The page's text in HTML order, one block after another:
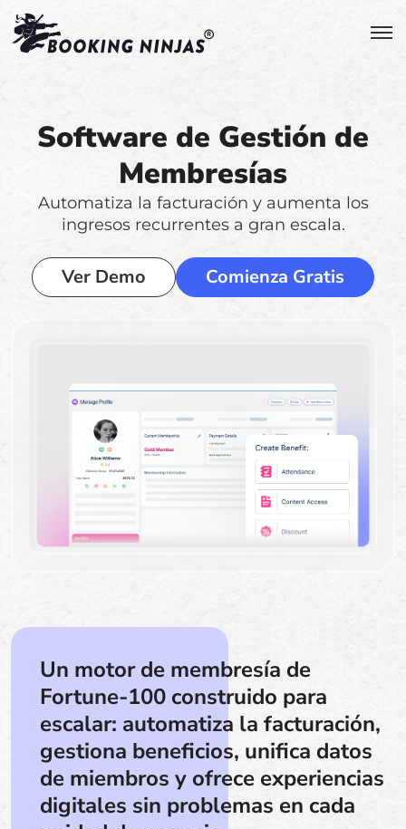
Software de Gestión de
Membresías
Automatiza la facturación y aumenta los
ingresos recurrentes a gran escala.
Ver Demo Comienza Gratis
Un motor de membresía de
Fortune-100 construido para
escalar: automatiza la facturación,
gestiona beneficios, unifica datos
de miembros y ofrece experiencias
digitales sin problemas en cada